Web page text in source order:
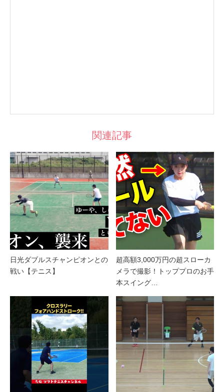
関連記事
日光ダブルスチャンピオンとの
戦い【テニス】
超高額3,000万円の超スローカ
メラで撮影！トッププロのお手
本スイング…